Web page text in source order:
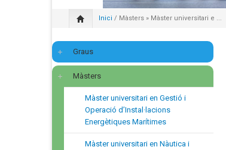
Inici / Màsters » Màster universitari e ...
Graus
Màsters
Màster universitari en Gestió i
Operació d’Instal·lacions
Energètiques Marítimes
Màster universitari en Nàutica i